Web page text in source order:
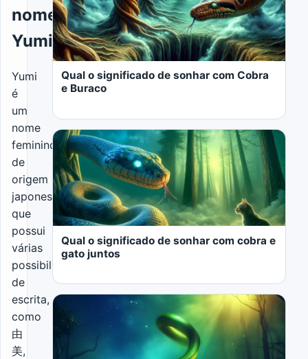
nome
Yumi
Yumi
é
um
nome
feminino
de
origem
japonesa
que
possui
várias
possibilidades
de
escrita,
como
由
美,
Qual o significado de sonhar com Cobra
e Buraco
LER MAIS
Qual o significado de sonhar com cobra e
gato juntos